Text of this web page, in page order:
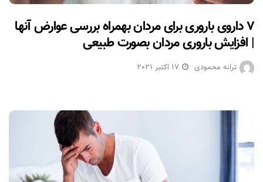
۷ داروی باروری برای مردان بهمراه بررسی عوارض آنها
| افزایش باروری مردان بصورت طبیعی
ترانه محمودی 17 اکتبر 2021